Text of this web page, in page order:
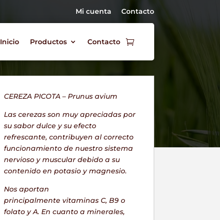
Mi cuenta Contacto
Inicio Productos Contacto
CEREZA PICOTA – Prunus avium
Las cerezas son muy apreciadas por
su sabor dulce y su efecto
refrescante, contribuyen al correcto
funcionamiento de nuestro sistema
nervioso y muscular debido a su
contenido en potasio y magnesio.
Nos aportan
principalmente vitaminas C, B9 o
folato y A. En cuanto a minerales,